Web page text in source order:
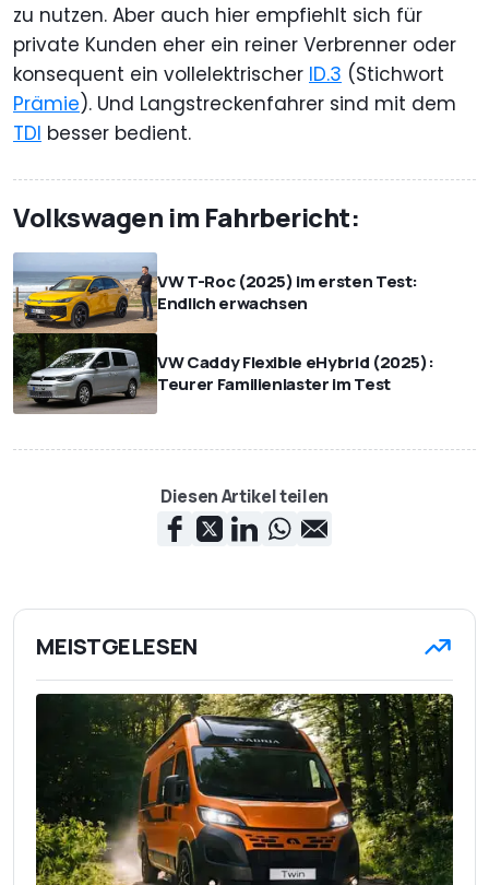
zu nutzen. Aber auch hier empfiehlt sich für
private Kunden eher ein reiner Verbrenner oder
konsequent ein vollelektrischer ID.3 (Stichwort
Prämie). Und Langstreckenfahrer sind mit dem
TDI besser bedient.
Volkswagen im Fahrbericht:
VW T-Roc (2025) im ersten Test:
Endlich erwachsen
VW Caddy Flexible eHybrid (2025):
Teurer Familienlaster im Test
Diesen Artikel teilen
MEISTGELESEN